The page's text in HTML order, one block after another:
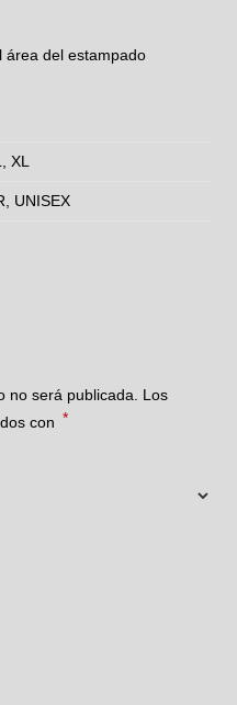
área del estampado
XL
UNISEX
no será publicada. Los
con *